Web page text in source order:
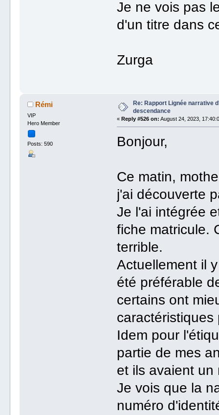
Je ne vois pas
d'un titre dans
Zurga
Rémi
VIP
Hero Member
Posts: 590
Re: Rapport Lignée narrative
descendance
«Reply #526 on: August 24, 2023,
Bonjour,
Ce matin,
j'ai découverte
Je l'ai intégrée
fiche matricule.
terrible.
Actuellement il
été préférable
certains ont
Idem pour
partie de mes
et ils avaient un
Je vois que la
numéro